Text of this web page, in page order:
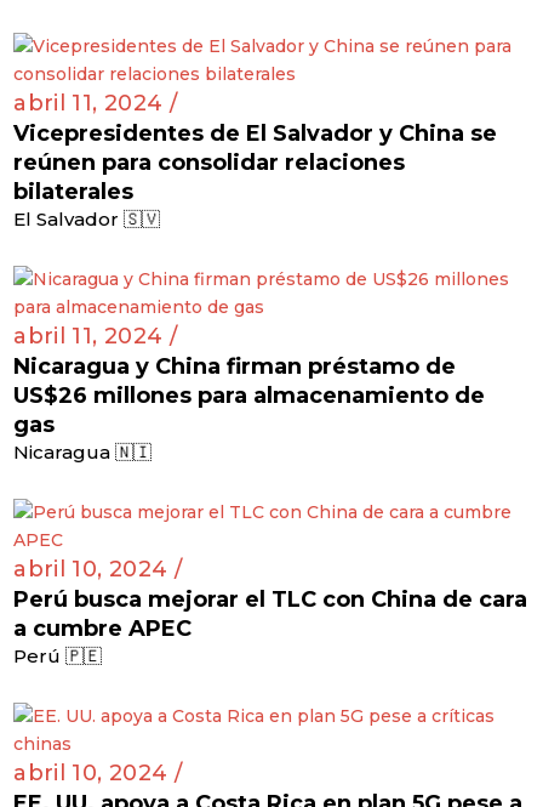
abril 11, 2024 /
Vicepresidentes de El Salvador y China se
reúnen para consolidar relaciones
bilaterales
El Salvador 🇸🇻
abril 11, 2024 /
Nicaragua y China firman préstamo de
US$26 millones para almacenamiento de
gas
Nicaragua 🇳🇮
abril 10, 2024 /
Perú busca mejorar el TLC con China de cara
a cumbre APEC
Perú 🇵🇪
abril 10, 2024 /